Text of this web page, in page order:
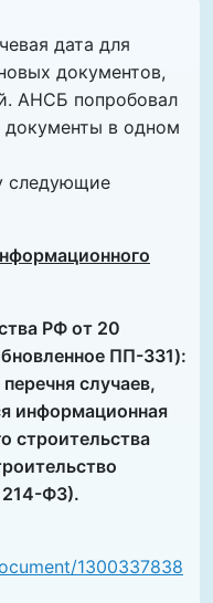
дата для
документов,
АНСБ попробовал
документы в одном
следующие
РФ от 20
ПП-331):
случаев,
информационная
строительства
214-ФЗ).
1300337838